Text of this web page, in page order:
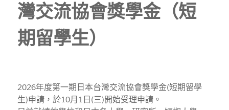
灣交流協會獎學金（短
期留學生）
2026年度第一期日本台灣交流協會獎學金(短期留學
生)申請，於10月1日(三)開始受理申請。